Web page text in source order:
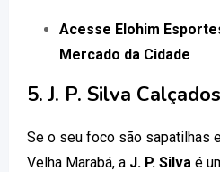
Acesse Elohim
Mercado da Cidade
5. J. P. Silva
Se o seu foco são sapatilhas
Velha Marabá, a J. P. Silva é